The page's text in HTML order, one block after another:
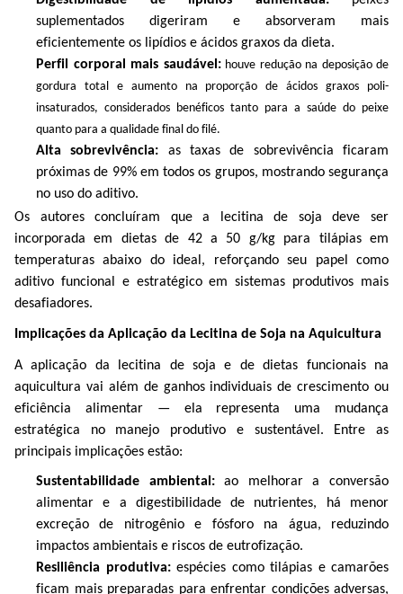
suplementados digeriram e absorveram mais
eficientemente os lipídios e ácidos graxos da dieta.
Perfil corporal mais saudável:houve redução na deposição de
gordura total e aumento na proporção de ácidos graxos poli-
insaturados, considerados benéficos tanto para a saúde do peixe
quanto para a qualidade final do filé.
Alta sobrevivência: as taxas de sobrevivência ficaram
próximas de 99% em todos os grupos, mostrando segurança
no uso do aditivo.
Os autores concluíram que a lecitina de soja deve ser
incorporada em dietas de 42 a 50 g/kg para tilápias em
temperaturas abaixo do ideal, reforçando seu papel como
aditivo funcional e estratégico em sistemas produtivos mais
desafiadores.
Implicações da Aplicação da Lecitina de Soja na Aquicultura
A aplicação da lecitina de soja e de dietas funcionais na
aquicultura vai além de ganhos individuais de crescimento ou
eficiência alimentar — ela representa uma mudança
estratégica no manejo produtivo e sustentável. Entre as
principais implicações estão:
Sustentabilidade ambiental:ao melhorar a conversão
alimentar e a digestibilidade de nutrientes, há menor
excreção de nitrogênio e fósforo na água, reduzindo
impactos ambientais e riscos de eutrofização.
Resiliência produtiva:espécies como tilápias e camarões
ficam mais preparadas para enfrentar condições adversas,